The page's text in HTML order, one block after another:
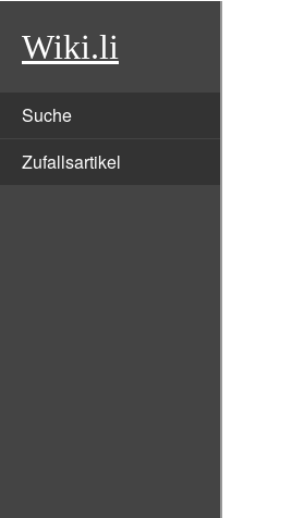
Wiki.li
Suche
Zufallsartikel